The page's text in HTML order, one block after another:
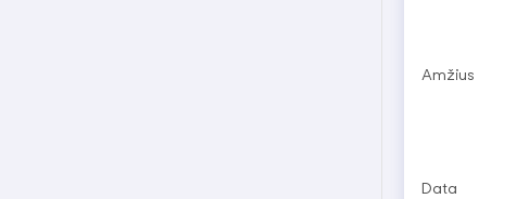
Amžius
Data